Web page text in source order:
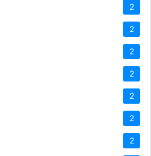
2
2
2
2
2
2
2